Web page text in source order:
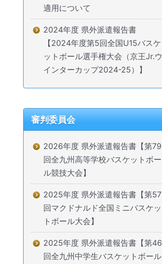
適用について
2024年度 県外派遣報告書
【2024年度第5回全国U15バスケ
ットボール選手権大会（京王Jr.ウ
インターカップ2024-25）】
審判委員会
2026年度 県外派遣報告書【第79
回全九州高等学校バスケットボー
ル競技大会】
2025年度 県外派遣報告書【第57
回マクドナルド全国ミニバスケッ
トボール大会】
2025年度 県外派遣報告書【第46
回全九州中学生バスケットボール